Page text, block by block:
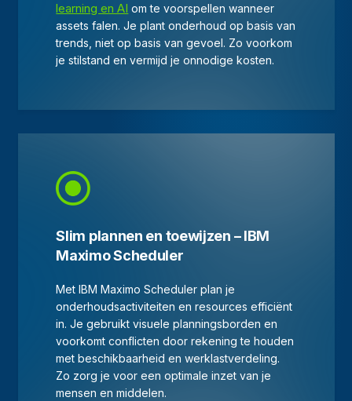
learning en AI om te voorspellen wanneer
assets falen. Je plant onderhoud op basis van
trends, niet op basis van gevoel. Zo voorkom
je stilstand en vermijd je onnodige kosten.
Slim plannen en toewijzen – IBM
Maximo Scheduler
Met IBM Maximo Scheduler plan je
onderhoudsactiviteiten en resources efficiënt
in. Je gebruikt visuele planningsborden en
voorkomt conflicten door rekening te houden
met beschikbaarheid en werklastverdeling.
Zo zorg je voor een optimale inzet van je
mensen en middelen.